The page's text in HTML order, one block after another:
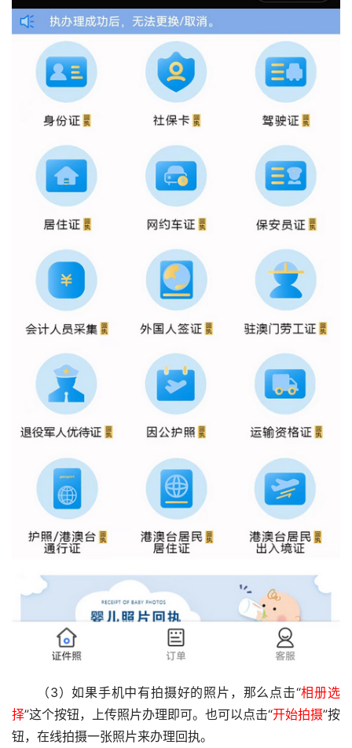
（3）如果手机中有拍摄好的照片，那么点击“相册选
择”这个按钮，上传照片办理即可。也可以点击“开始拍摄”按
钮，在线拍摄一张照片来办理回执。